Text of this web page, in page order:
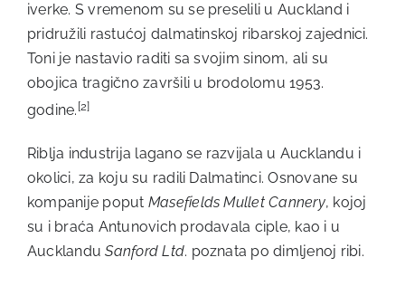
iverke. S vremenom su se preselili u Auckland i
pridružili rastućoj dalmatinskoj ribarskoj zajednici.
Toni je nastavio raditi sa svojim sinom, ali su
obojica tragično završili u brodolomu 1953.
godine.[2]
Riblja industrija lagano se razvijala u Aucklandu i
okolici, za koju su radili Dalmatinci. Osnovane su
kompanije poput Masefields Mullet Cannery, kojoj
su i braća Antunovich prodavala ciple, kao i u
AucklanduSanford Ltd. poznata po dimljenoj ribi.